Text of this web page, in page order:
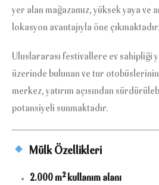
yer alan mağazamız, yüksek yaya ve
lokasyon avantajıyla öne çıkmaktadır.
Uluslararası festivallere ev sahipliği
üzerinde bulunan ve tur
merkez, yatırım açısından
potansiyeli sunmaktadır.
Mülk Özellikleri
2.000 m² kullanım alanı